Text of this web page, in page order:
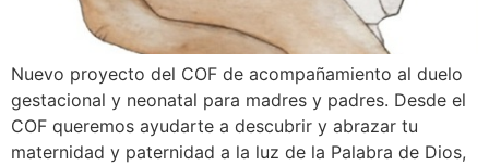
Nuevo proyecto del COF de acompañamiento al duelo
gestacional y neonatal para madres y padres. Desde el
COF queremos ayudarte a descubrir y abrazar tu
maternidad y paternidad a la luz de la Palabra de Dios,